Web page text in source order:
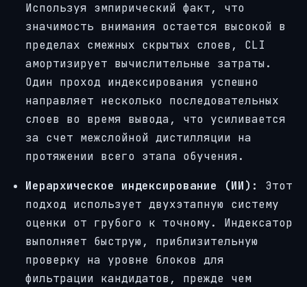
Используя эмпирический факт, что
значимость внимания остается высокой в
пределах смежных скрытых слоев, CLI
амортизирует вычислительные затраты.
Один проход индексирования успешно
направляет несколько последовательных
слоев во время вывода, что усиливается
за счет межслойной дистилляции на
протяжении всего этапа обучения.
Иерархическое индексирование (ИИ):
Этот
подход использует двухэтапную систему
оценки от грубого к точному. Индексатор
выполняет быструю, приблизительную
проверку на уровне блоков для
фильтрации кандидатов, прежде чем